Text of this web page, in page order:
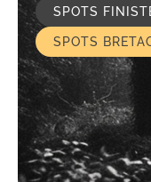
SPOTS
SPOTS